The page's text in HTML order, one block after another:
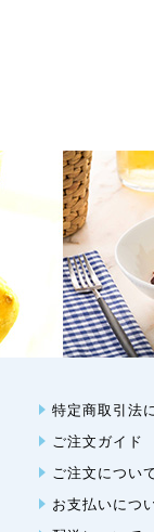
特定商取引法
ご注文ガイド
ご注文につい
お支払いにつ